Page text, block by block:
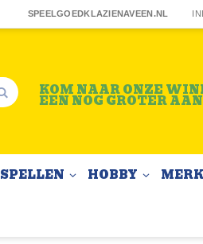
SPEELGOEDKLAZIENAVEEN.NL
KOM NAAR ONZE
EEN NOG GROTER
SPELLEN HOBBY